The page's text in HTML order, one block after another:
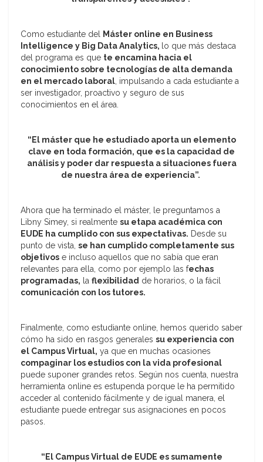
Como estudiante del
Máster online en Business
Intelligence y Big Data Analytics, lo que más destaca
del programa es que te encamina hacia el
conocimiento sobre tecnologías de alta demanda
en el mercado laboral , impulsando a cada estudiante a
ser investigador, proactivo y seguro de sus
conocimientos en el área.
“El máster que he estudiado aporta un elemento
clave en toda formación, que es la capacidad de
análisis y poder dar respuesta a situaciones fuera
de nuestra área de experiencia”.
Ahora que ha terminado el máster, le preguntamos a
Libny Simey, si realmente su etapa académica con
EUDE ha cumplido con sus expectativas. Desde su
punto de vista, se han cumplido completamente sus
objetivos e incluso aquellos que no sabía que eran
relevantes para ella, como por ejemplo las fechas
programadas, la flexibilidad de horarios, o la fácil
comunicación con los tutores.
Finalmente, como estudiante online, hemos querido saber
cómo ha sido en rasgos generales su experiencia con
el Campus Virtual, ya que en muchas ocasiones
compaginar los estudios con la vida profesional
puede suponer grandes retos. Según nos cuenta, nuestra
herramienta online es estupenda porque le ha permitido
acceder al contenido fácilmente y de igual manera, el
estudiante puede entregar sus asignaciones en pocos
pasos.
“El Campus Virtual de EUDE es sumamente